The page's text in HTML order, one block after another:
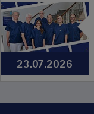
23.07.2026